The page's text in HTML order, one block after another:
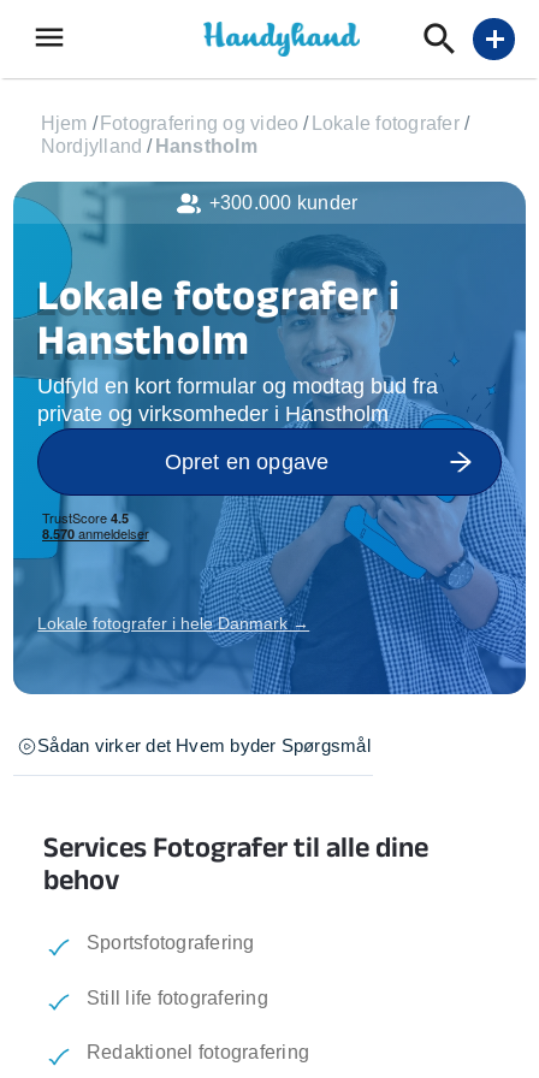
menu add
Hjem / Fotografering og video / Lokale fotografer /
Nordjylland / Hanstholm
Lokale fotografer i
Hanstholm
Udfyld en kort formular og modtag bud fra
private og virksomheder i Hanstholm
Opret en opgave
Lokale fotografer i hele Danmark →
Sådan virker det Hvem byder Spørgsmål
Services Fotografer til alle dine
behov
Sportsfotografering
Still life fotografering
Redaktionel fotografering
+300.000 kunder